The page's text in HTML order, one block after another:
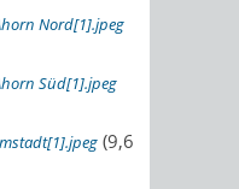
Nord[1].jpeg
Süd[1].jpeg
(9,6